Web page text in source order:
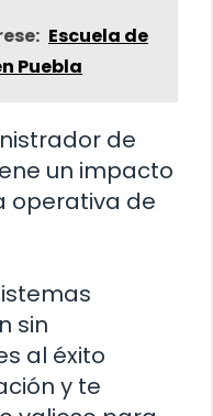
Escuela de
Puebla
de
un impacto
operativa de
sin
al éxito
y te